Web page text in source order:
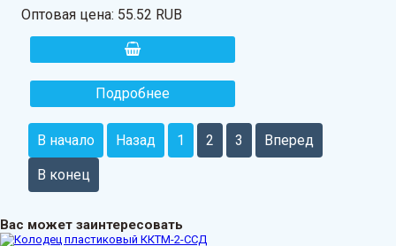
Оптовая цена: 55.52 RUB
Подробнее
В начало Назад 1 2 3 Вперед
В конец
Вас может заинтересовать